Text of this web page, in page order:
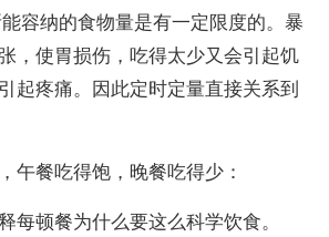
纳的食物量是有一定限度的。暴
，使胃损伤，吃得太少又会引起饥
起疼痛。因此定时定量直接关系到
餐吃得饱，晚餐吃得少：
顿餐为什么要这么科学饮食。